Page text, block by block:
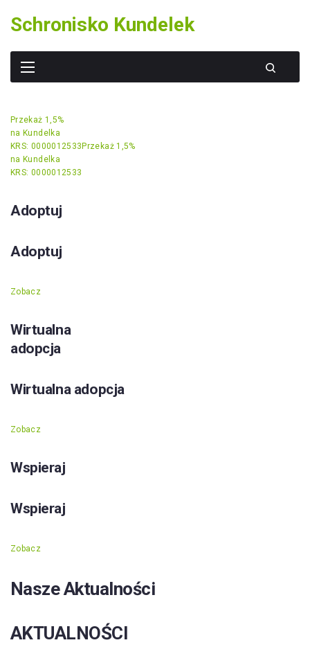
content
Schronisko Kundelek
Przekaż 1,5%
na Kundelka
KRS: 0000012533 Przekaż 1,5%
na Kundelka
KRS: 0000012533
Adoptuj
Adoptuj
Zobacz
Wirtualna
adopcja
Wirtualna adopcja
Zobacz
Wspieraj
Wspieraj
Zobacz
Nasze Aktualności
AKTUALNOŚCI